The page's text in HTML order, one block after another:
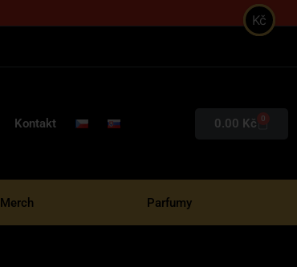
Kontakt 0.00 Kč 0
Merch Parfumy
Kč